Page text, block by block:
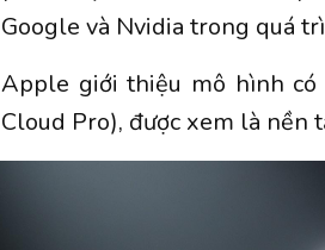
Google và Nvidia trong quá
Apple giới thiệu mô hình
Cloud Pro), được xem là